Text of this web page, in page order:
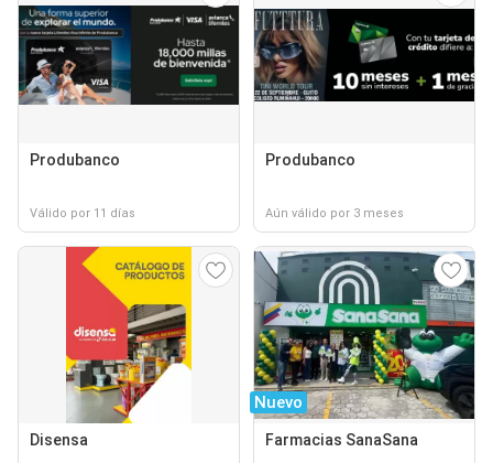
Produbanco
Válido por 11 días
Produbanco
Aún válido por 3 meses
Disensa
Nuevo
Farmacias SanaSana